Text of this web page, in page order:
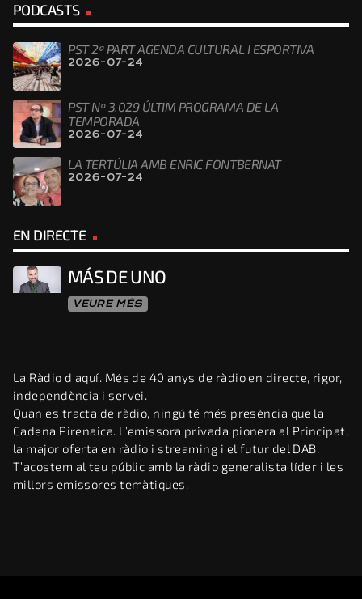
PODCASTS
PST 2ª PART AGENDA CULTURAL I ESPORTIVA
2026-07-24
PST Nº 3.029 ÚLTIM PROGRAMA DE LA
TEMPORADA
2026-07-24
LA TERTÚLIA AMB ENRIC FONTBERNAT
2026-07-24
EN DIRECTE
MÁS DE UNO
VEURE MÉS
La Ràdio d’aquí. Més de 40 anys de ràdio en directe, rigor,
independència i servei.
Quan es tracta de ràdio, ningú té més presència que la
Cadena Pirenaica. L’emissora privada pionera al Principat,
la major oferta en ràdio i streaming i el futur del DAB.
T’acostem al teu públic amb la ràdio generalista líder i les
millors emissores temàtiques.